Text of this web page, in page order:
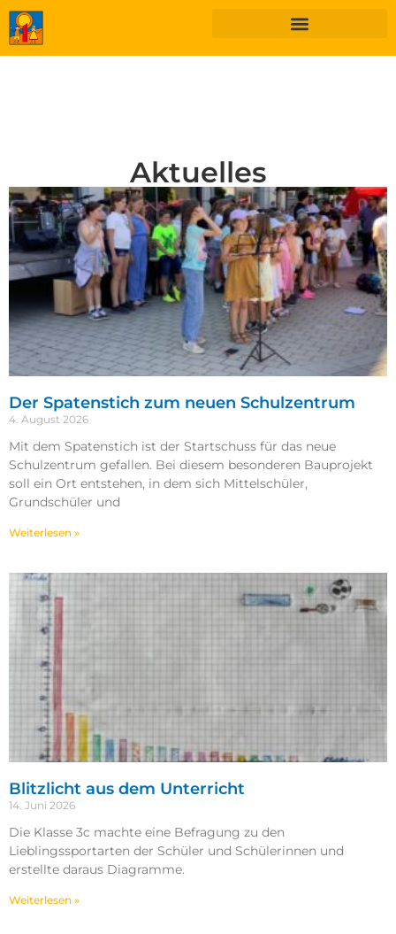
Aktuelles
Der Spatenstich zum neuen Schulzentrum
4. August 2026
Mit dem Spatenstich ist der Startschuss für das neue
Schulzentrum gefallen. Bei diesem besonderen Bauprojekt
soll ein Ort entstehen, in dem sich Mittelschüler,
Grundschüler und
Weiterlesen »
Blitzlicht aus dem Unterricht
14. Juni 2026
Die Klasse 3c machte eine Befragung zu den
Lieblingssportarten der Schüler und Schülerinnen und
erstellte daraus Diagramme.
Weiterlesen »